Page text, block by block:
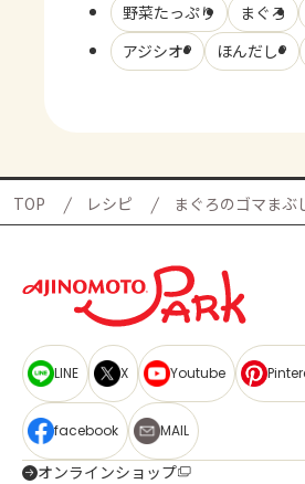
野菜たっぷり まぐろ
アジシオ®
ほんだし®
TOP レシピ まぐろのゴマま
LINE X Youtube
facebook MAIL
オンラインショップ